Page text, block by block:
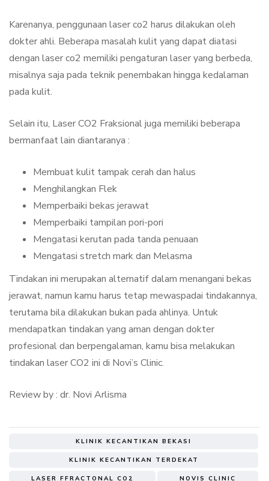
Karenanya, penggunaan laser co2 harus dilakukan oleh
dokter ahli. Beberapa masalah kulit yang dapat diatasi
dengan laser co2 memiliki pengaturan laser yang berbeda,
misalnya saja pada teknik penembakan hingga kedalaman
pada kulit.
Selain itu, Laser CO2 Fraksional juga memiliki beberapa
bermanfaat lain diantaranya :
Membuat kulit tampak cerah dan halus
Menghilangkan Flek
Memperbaiki bekas jerawat
Memperbaiki tampilan pori-pori
Mengatasi kerutan pada tanda penuaan
Mengatasi stretch mark dan Melasma
Tindakan ini merupakan alternatif dalam menangani bekas
jerawat, namun kamu harus tetap mewaspadai tindakannya,
terutama bila dilakukan bukan pada ahlinya. Untuk
mendapatkan tindakan yang aman dengan dokter
profesional dan berpengalaman, kamu bisa melakukan
tindakan laser CO2 ini di Novi’s Clinic.
Review by : dr. Novi Arlisma
KLINIK KECANTIKAN BEKASI
KLINIK KECANTIKAN TERDEKAT
LASER FFRACTONAL CO2 NOVIS CLINIC